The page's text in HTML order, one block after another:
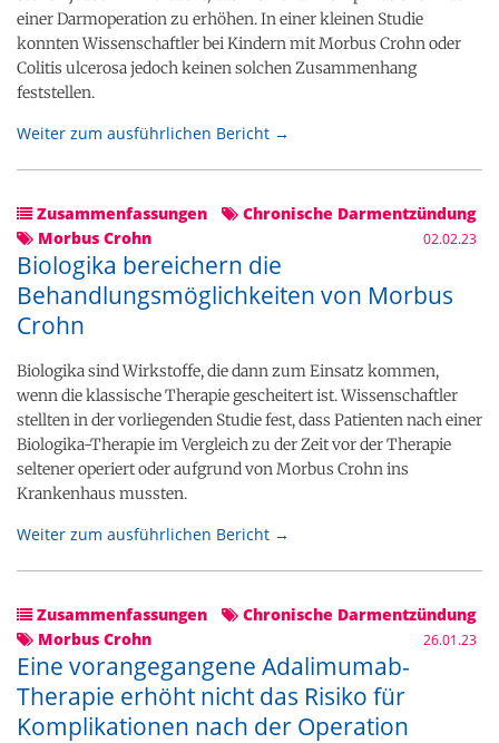
einer Darmoperation zu erhöhen. In einer kleinen Studie
konnten Wissenschaftler bei Kindern mit Morbus Crohn oder
Colitis ulcerosa jedoch keinen solchen Zusammenhang
feststellen.
Weiter zum ausführlichen Bericht →
Zusammenfassungen
Chronische Darmentzündung
Morbus Crohn
02.02.23
Biologika bereichern die
Behandlungsmöglichkeiten von Morbus
Crohn
Biologika sind Wirkstoffe, die dann zum Einsatz kommen,
wenn die klassische Therapie gescheitert ist. Wissenschaftler
stellten in der vorliegenden Studie fest, dass Patienten nach einer
Biologika-Therapie im Vergleich zu der Zeit vor der Therapie
seltener operiert oder aufgrund von Morbus Crohn ins
Krankenhaus mussten.
Weiter zum ausführlichen Bericht →
Zusammenfassungen
Chronische Darmentzündung
Morbus Crohn
26.01.23
Eine vorangegangene Adalimumab-
Therapie erhöht nicht das Risiko für
Komplikationen nach der Operation